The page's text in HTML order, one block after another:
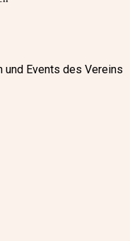
und Events des Vereins